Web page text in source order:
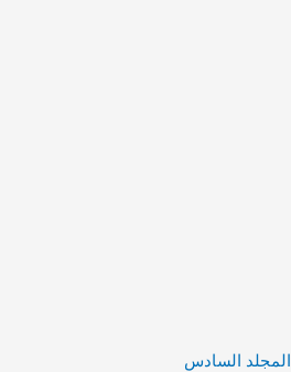
المجلد السادس